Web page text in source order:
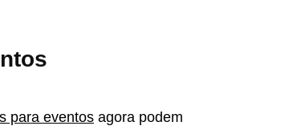
para eventos agora podem